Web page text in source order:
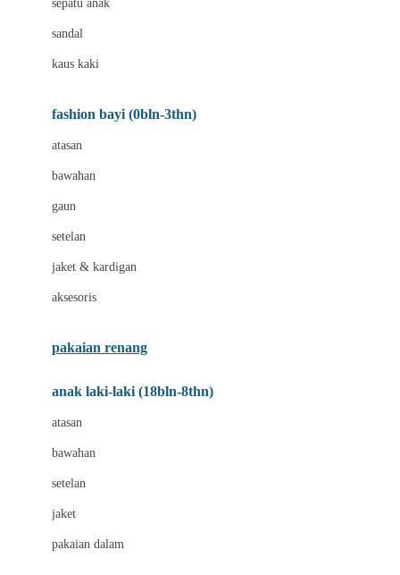
Bizzi Growin
Blooming Marvellous
Bravado
Buds Organics
Bugaboo
C
sepatu anak
sandal
kaus kaki
fashion bayi (0bln-3thn)
atasan
bawahan
gaun
setelan
jaket & kardigan
aksesoris
pakaian renang
anak laki-laki (18bln-8thn)
atasan
bawahan
setelan
jaket
pakaian dalam